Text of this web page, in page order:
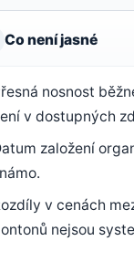
Co není jasné
nosnost
v dostupných
založení
v cenách
nejsou